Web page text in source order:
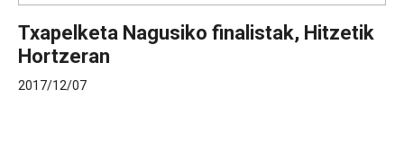
Txapelketa Nagusiko finalistak, Hitzetik
Hortzeran
2017/12/07